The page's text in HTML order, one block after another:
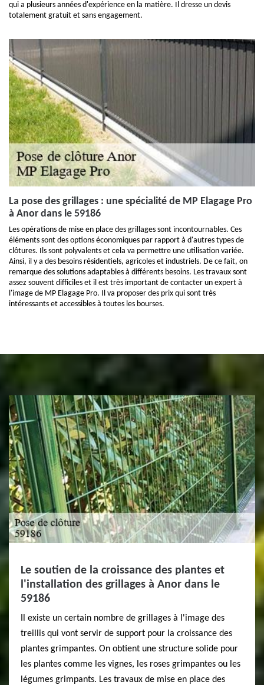
qui a plusieurs années d'expérience en la matière. Il dresse un devis
totalement gratuit et sans engagement.
La pose des grillages : une spécialité de MP Elagage Pro
à Anor dans le 59186
Les opérations de mise en place des grillages sont incontournables. Ces
éléments sont des options économiques par rapport à d'autres types de
clôtures. Ils sont polyvalents et cela va permettre une utilisation variée.
Ainsi, il y a des besoins résidentiels, agricoles et industriels. De ce fait, on
remarque des solutions adaptables à différents besoins. Les travaux sont
assez souvent difficiles et il est très important de contacter un expert à
l'image de MP Elagage Pro. Il va proposer des prix qui sont très
intéressants et accessibles à toutes les bourses.
Le soutien de la croissance des plantes et
l'installation des grillages à Anor dans le
59186
Il existe un certain nombre de grillages à l'image des
treillis qui vont servir de support pour la croissance des
plantes grimpantes. On obtient une structure solide pour
les plantes comme les vignes, les roses grimpantes ou les
légumes grimpants. Les travaux de mise en place des